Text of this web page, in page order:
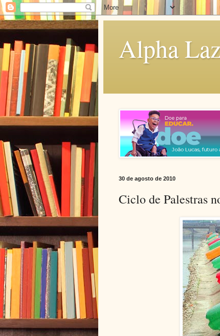
Alpha
30 de agosto de 2010
Ciclo de Palestras